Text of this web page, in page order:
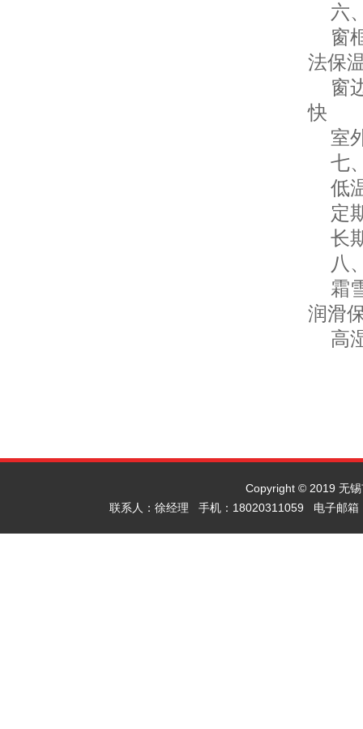
六
窗
法保
窗
快
室
七
低
定
长
八
霜
润滑
高
Copyright © 2019 无
联系人：徐经理 手机：18020311059 电子邮